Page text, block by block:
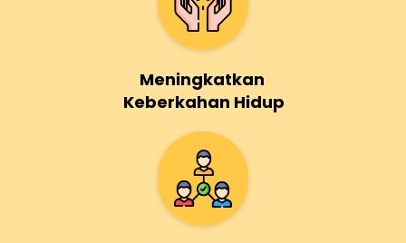
Meningkatkan
Keberkahan Hidup